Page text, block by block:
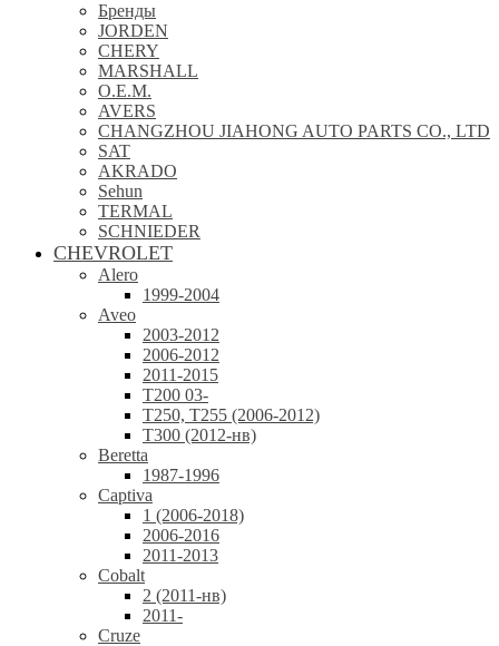
Бренды
JORDEN
CHERY
MARSHALL
O.E.M.
AVERS
CHANGZHOU JIAHONG AUTO PARTS CO., LTD
SAT
AKRADO
Sehun
TERMAL
SCHNIEDER
CHEVROLET
Alero
1999-2004
Aveo
2003-2012
2006-2012
2011-2015
T200 03-
T250, T255 (2006-2012)
T300 (2012-нв)
Beretta
1987-1996
Captiva
1 (2006-2018)
2006-2016
2011-2013
Cobalt
2 (2011-нв)
2011-
Cruze